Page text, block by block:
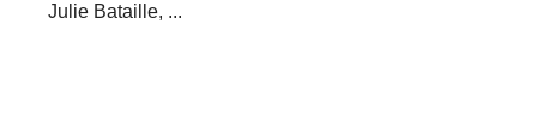
Julie Bataille, ...